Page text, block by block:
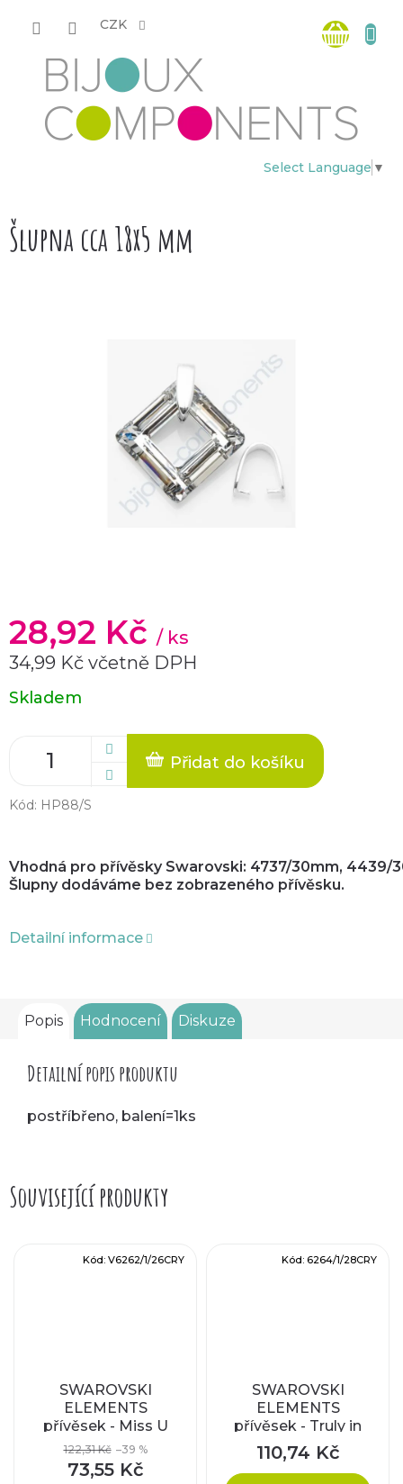
CZK
Select Language ▼
košík
Šlupna cca 18x5 mm
28,92 Kč / ks
34,99 Kč včetně DPH
Měrná
cena:
Skladem
Přidat do košíku
Kód: HP88/S
Vhodná pro přívěsky Swarovski: 4737/30mm, 4439/
Šlupny dodáváme bez zobrazeného přívěsku.
Detailní informace
Popis Hodnocení Diskuze
Detailní popis produktu
postříbřeno, balení=1ks
Související produkty
SWAROVSKI
ELEMENTS
přívěsek - Miss U
Heart, crystal,
26mm
122,31 Kč –39 %
73,55 Kč
Kód: V6262/1/26CRY
SWAROVSKI
ELEMENTS
přívěsek - Truly in
Love Heart, crystal,
28mm
110,74 Kč
Kód: 6264/1/28CRY